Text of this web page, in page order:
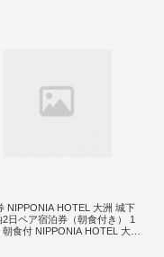
NIPPONIA HOTEL 大洲 城下
2日ペア宿泊券（朝食付き） 1
食付 NIPPONIA HOTEL 大洲